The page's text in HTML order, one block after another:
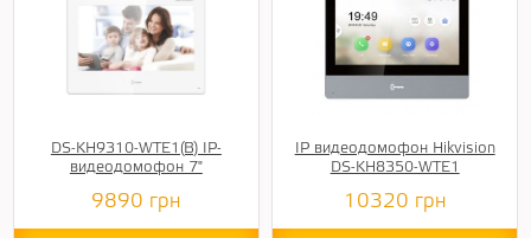
DS-KH9310-WTE1(B) IP-
видеодомофон 7"
9890 грн
IP видеодомофон Hikvision
DS-KH8350-WTE1
10320 грн